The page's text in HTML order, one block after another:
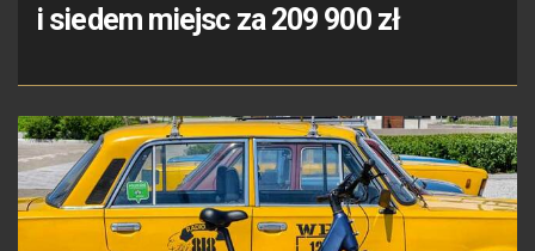
i siedem miejsc za 209 900 zł